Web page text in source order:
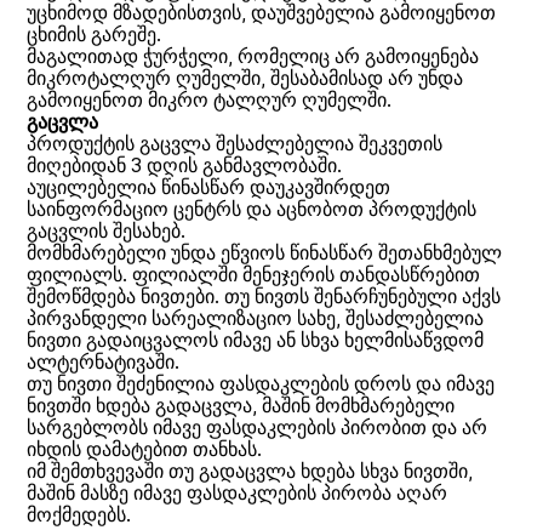
უცხიმოდ მზადებისთვის, დაუშვებელია გამოიყენოთ
ცხიმის გარეშე.
მაგალითად ჭურჭელი, რომელიც არ გამოიყენება
მიკროტალღურ ღუმელში, შესაბამისად არ უნდა
გამოიყენოთ მიკრო ტალღურ ღუმელში.
გაცვლა
პროდუქტის გაცვლა შესაძლებელია შეკვეთის
მიღებიდან 3 დღის განმავლობაში.
აუცილებელია წინასწარ დაუკავშირდეთ
საინფორმაციო ცენტრს და აცნობოთ პროდუქტის
გაცვლის შესახებ.
მომხმარებელი უნდა ეწვიოს წინასწარ შეთანხმებულ
ფილიალს. ფილიალში მენეჯერის თანდასწრებით
შემოწმდება ნივთები. თუ ნივთს შენარჩუნებული აქვს
პირვანდელი სარეალიზაციო სახე, შესაძლებელია
ნივთი გადაიცვალოს იმავე ან სხვა ხელმისაწვდომ
ალტერნატივაში.
თუ ნივთი შეძენილია ფასდაკლების დროს და იმავე
ნივთში ხდება გადაცვლა, მაშინ მომხმარებელი
სარგებლობს იმავე ფასდაკლების პირობით და არ
იხდის დამატებით თანხას.
იმ შემთხვევაში თუ გადაცვლა ხდება სხვა ნივთში,
მაშინ მასზე იმავე ფასდაკლების პირობა აღარ
მოქმედებს.